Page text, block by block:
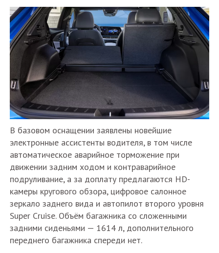
В базовом оснащении заявлены новейшие
электронные ассистенты водителя, в том числе
автоматическое аварийное торможение при
движении задним ходом и контраварийное
подруливание, а за доплату предлагаются HD-
камеры кругового обзора, цифровое салонное
зеркало заднего вида и автопилот второго уровня
Super Cruise. Объём багажника со сложенными
задними сиденьями — 1614 л, дополнительного
переднего багажника спереди нет.